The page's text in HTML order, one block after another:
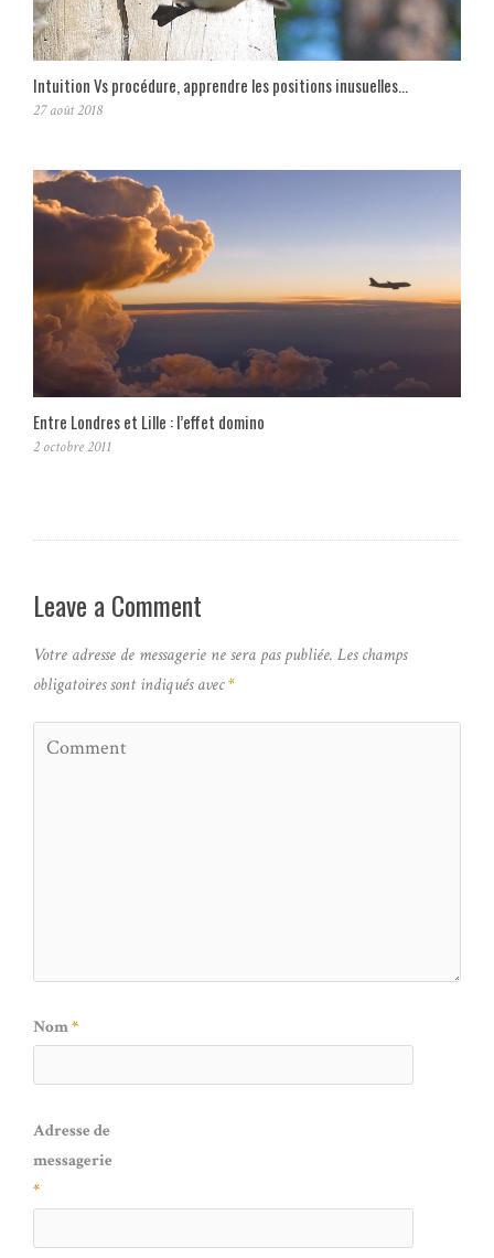
Intuition Vs procédure, apprendre les positions inusuelles…
27 août 2018
Entre Londres et Lille : l’effet domino
2 octobre 2011
Leave a Comment
Votre adresse de messagerie ne sera pas publiée. Les champs
obligatoires sont indiqués avec*
Nom*
Adresse de
messagerie
*